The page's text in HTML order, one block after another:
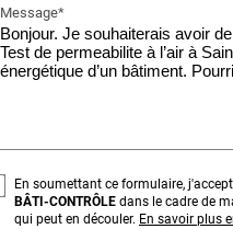
Message*
En soumettant ce formulaire,
BÂTI-CONTRÔLEdans le cadre de
qui peut en découler. En savoir plus